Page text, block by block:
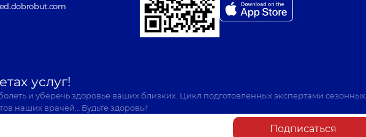
услуг!
и уберечь здоровье ваших близких. Цикл подготовленных экспертами сезонных
наших врачей… Будьте здоровы!
Подписаться